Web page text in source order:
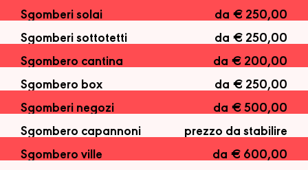
Sgomberi solai
da € 250,00
Sgomberi sottotetti
da € 250,00
Sgombero cantina
da € 200,00
Sgombero box
da € 250,00
Sgomberi negozi
da € 500,00
Sgombero capannoni
prezzo da stabilire
Sgombero ville
da € 600,00